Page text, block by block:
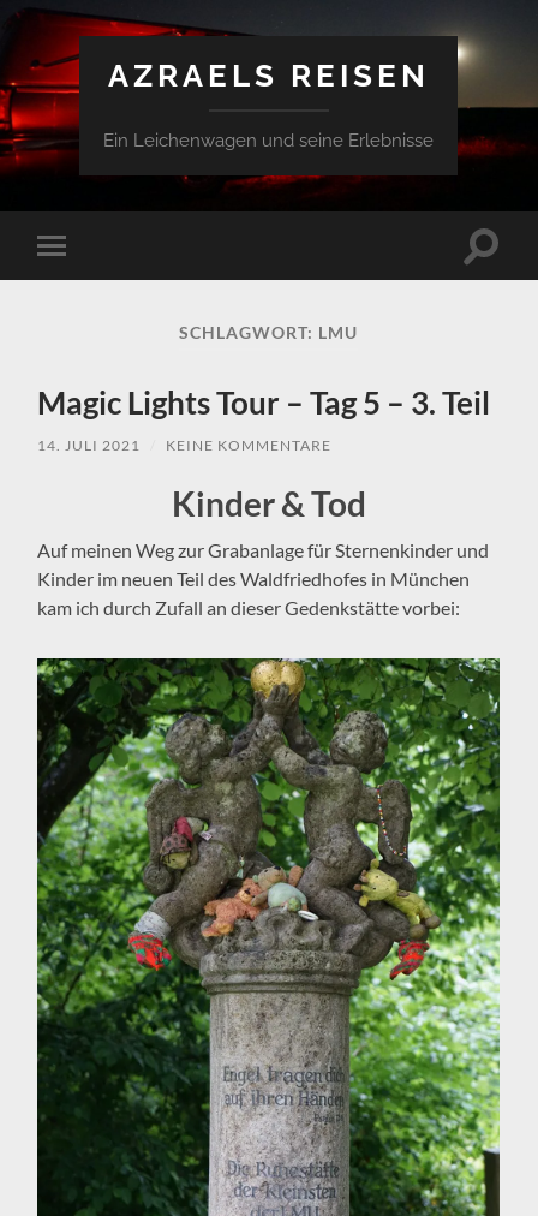
AZRAELS REISEN
Ein Leichenwagen und seine Erlebnisse
Mobile-
Menü
SCHLAGWORT: LMU
Magic Lights Tour – Tag 5 – 3. Teil
14. JULI 2021 KEINE KOMMENTARE
Kinder & Tod
Auf meinen Weg zur Grabanlage für Sternenkinder und
Kinder im neuen Teil des Waldfriedhofes in München
kam ich durch Zufall an dieser Gedenkstätte vorbei: